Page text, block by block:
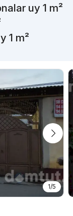
uy 1 m²
1 m²
1/5